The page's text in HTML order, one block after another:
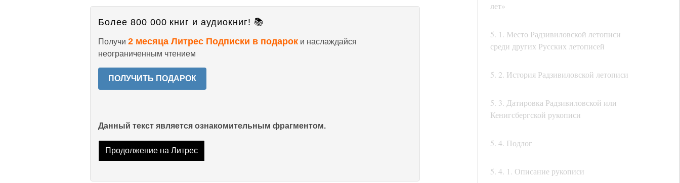
лет»
5. 1. Место Радзивиловской летописи
среди других Русских летописей
5. 2. История Радзивиловской летописи
5. 3. Датировка Радзивиловской или
Кенигсбергской рукописи
5. 4. Подлог
5. 4. 1. Описание рукописи
Более 800 000 книг и аудиокниг! 📚
Получи 2 месяца Литрес Подписки в подарок и наслаждайся
неограниченным чтением
ПОЛУЧИТЬ ПОДАРОК
Данный текст является ознакомительным фрагментом.
Продолжение на Литрес